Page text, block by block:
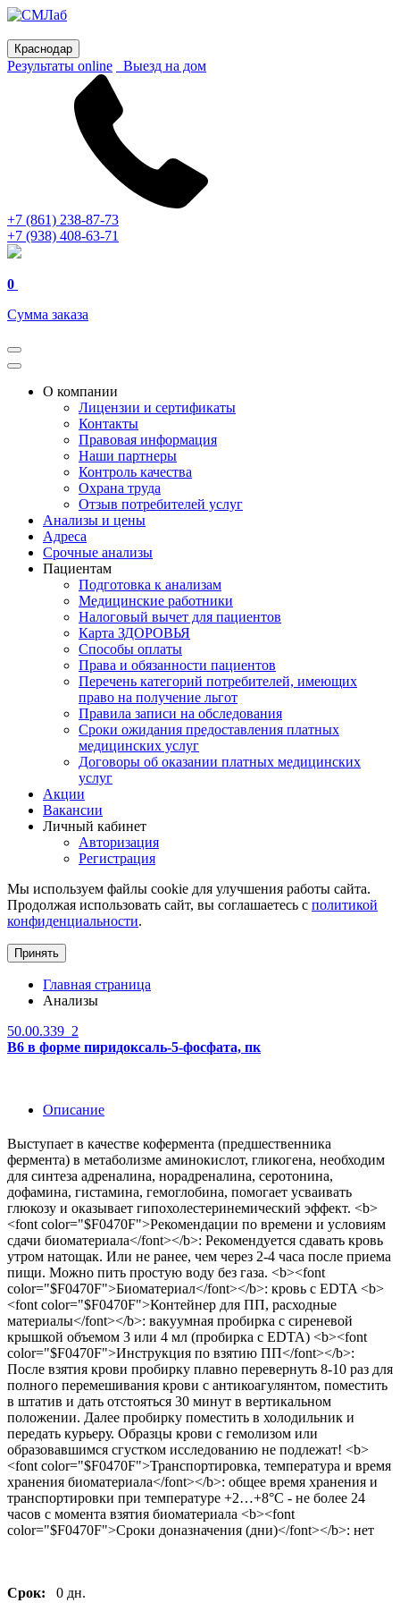
Краснодар
Результаты online Выезд на дом
+7 (861) 238-87-73
+7 (938) 408-63-71
0
Сумма заказа
О компании
Лицензии и сертификаты
Контакты
Правовая информация
Наши партнеры
Контроль качества
Охрана труда
Отзыв потребителей услуг
Анализы и цены
Адреса
Срочные анализы
Пациентам
Подготовка к анализам
Медицинские работники
Налоговый вычет для пациентов
Карта ЗДОРОВЬЯ
Способы оплаты
Права и обязанности пациентов
Перечень категорий потребителей, имеющих
право на получение льгот
Правила записи на обследования
Сроки ожидания предоставления платных
медицинских услуг
Договоры об оказании платных медицинских
услуг
Акции
Вакансии
Личный кабинет
Авторизация
Регистрация
Мы используем файлы cookie для улучшения работы сайта.
Продолжая использовать сайт, вы соглашаетесь с политикой
конфиденциальности.
Принять
Главная страница
Анализы
50.00.339_2
B6 в форме пиридоксаль-5-фосфата, пк
Описание
Выступает в качестве кофермента (предшественника
фермента) в метаболизме аминокислот, гликогена, необходим
для синтеза адреналина, норадреналина, серотонина,
дофамина, гистамина, гемоглобина, помогает усваивать
глюкозу и оказывает гипохолестеринемический эффект. <b>
<font color="$F0470F">Рекомендации по времени и условиям
сдачи биоматериала</font></b>: Рекомендуется сдавать кровь
утром натощак. Или не ранее, чем через 2-4 часа после приема
пищи. Можно пить простую воду без газа. <b><font
color="$F0470F">Биоматериал</font></b>: кровь с EDTA <b>
<font color="$F0470F">Контейнер для ПП, расходные
материалы</font></b>: вакуумная пробирка с сиреневой
крышкой объемом 3 или 4 мл (пробирка с EDTA) <b><font
color="$F0470F">Инструкция по взятию ПП</font></b>:
После взятия крови пробирку плавно перевернуть 8-10 раз для
полного перемешивания крови с антикоагулянтом, поместить
в штатив и дать отстояться 30 минут в вертикальном
положении. Далее пробирку поместить в холодильник и
передать курьеру. Образцы крови с гемолизом или
образовавшимся сгустком исследованию не подлежат! <b>
<font color="$F0470F">Транспортировка, температура и время
хранения биоматериала</font></b>: общее время хранения и
транспортировки при температуре +2…+8°С - не более 24
часов с момента взятия биоматериала <b><font
color="$F0470F">Сроки доназначения (дни)</font></b>: нет
Срок:
0 дн.